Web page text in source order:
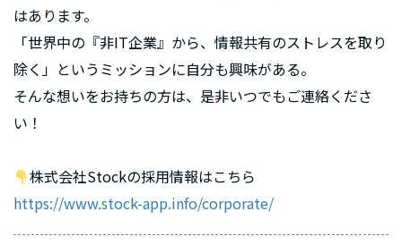
はあります。
「世界中の『非IT企業』から、情報共有のストレスを取り
除く」というミッションに自分も興味がある。
そんな想いをお持ちの方は、是非いつでもご連絡くださ
い！
株式会社Stockの採用情報はこちら
https://www.stock-app.info/corporate/